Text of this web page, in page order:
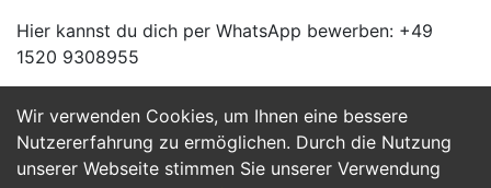
Wir verwenden Cookies, um Ihnen eine bessere
Nutzererfahrung zu ermöglichen. Durch die Nutzung
unserer Webseite stimmen Sie unserer Verwendung
Hier kannst du dich per WhatsApp bewerben: +49
1520 9308955
Jetzt Bewerben